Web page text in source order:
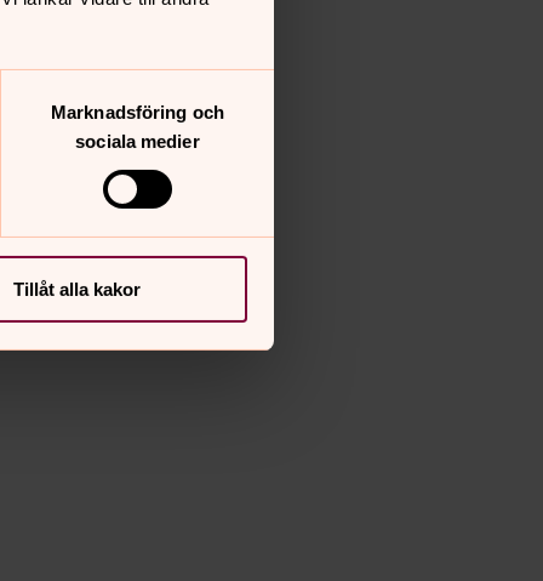
Marknadsföring och
sociala medier
Tillåt alla kakor